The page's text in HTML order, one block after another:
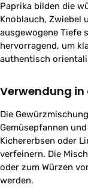
Paprika bilden die
Knoblauch, Zwiebel
ausgewogene Tiefe
hervorragend, um
authentisch
Verwendung in
Die
Gemüsepfannen
Kichererbsen oder
verfeinern. Die
oder zum Würzen
werden.